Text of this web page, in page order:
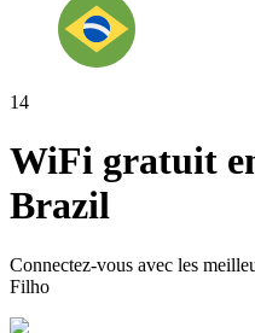
14
WiFi gratuit
Brazil
Connectez-vous avec les
Filho